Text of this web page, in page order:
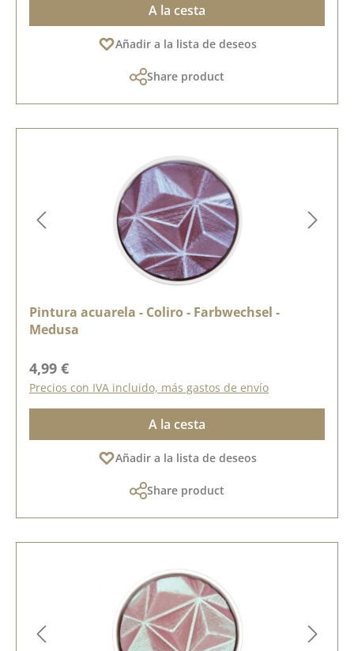
A la cesta
Añadir a la lista de deseos
Share product
Pintura acuarela - Coliro - Farbwechsel -
Medusa
Precio normal:
4,99 €
Precios con IVA incluido, más gastos de envío
A la cesta
Añadir a la lista de deseos
Share product